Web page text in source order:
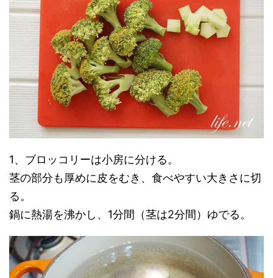
1、ブロッコリーは小房に分ける。
茎の部分も厚めに皮をむき、食べやすい大きさに切
る。
鍋に熱湯を沸かし、1分間（茎は2分間）ゆでる。